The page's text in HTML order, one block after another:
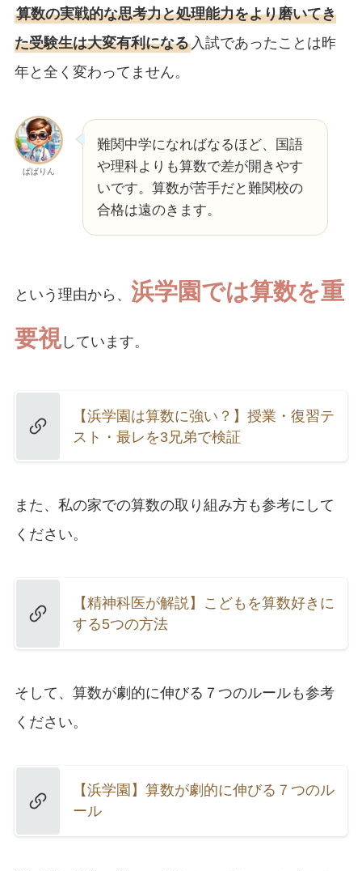
算数の実戦的な思考力と処理能力をより磨いてき
た受験生は大変有利になる入試であったことは昨
年と全く変わってません。
ぱぱりん
難関中学になればなるほど、国語
や理科よりも算数で差が開きやす
いです。算数が苦手だと難関校の
合格は遠のきます。
という理由から、 浜学園では算数を重
要視しています。
【浜学園は算数に強い？】授業・復習テ
スト・最レを3兄弟で検証
また、私の家での算数の取り組み方も参考にして
ください。
【精神科医が解説】こどもを算数好きに
する5つの方法
そして、算数が劇的に伸びる７つのルールも参考
ください。
【浜学園】算数が劇的に伸びる７つのル
ール